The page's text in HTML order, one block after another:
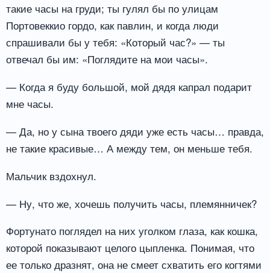
такие часы на груди; ты гулял бы по улицам
Портовеккио гордо, как павлин, и когда люди
спрашивали бы у тебя: «Который час?» — ты
отвечал бы им: «Поглядите на мои часы».
— Когда я буду большой, мой дядя капрал подарит
мне часы.
— Да, но у сына твоего дяди уже есть часы… правда,
не такие красивые… А между тем, он меньше тебя.
Мальчик вздохнул.
— Ну, что же, хочешь получить часы, племянничек?
Фортунато поглядел на них уголком глаза, как кошка,
которой показывают целого цыпленка. Понимая, что
ее только дразнят, она не смеет схватить его когтями